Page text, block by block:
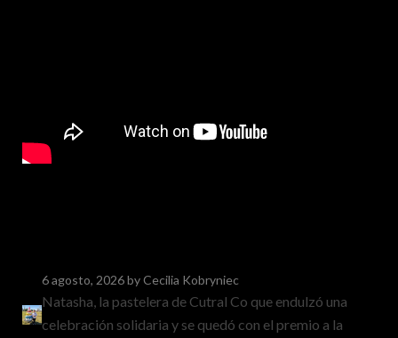
6 agosto, 2026by Cecilia Kobryniec
Natasha, la pastelera de Cutral Co que endulzó una
celebración solidaria y se quedó con el premio a la